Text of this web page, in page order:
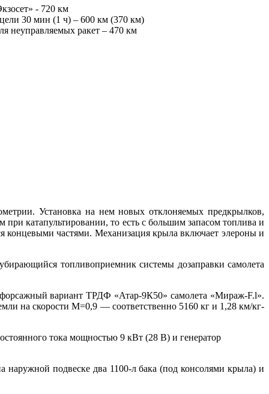
- 720 км
30 мин (1 ч) – 600 км (370 км)
неуправляемых ракет – 470 км
Установка на нем новых отклоняемых предкрылков,
катапультировании, то есть с большим запасом топлива и
частями. Механизация крыла включает элероны и
топливоприемник системы дозаправки самолета
вариант ТРДФ «Атар-9К50» самолета «Мираж-F.l».
на скорости М=0,9 — соответственно 5160 кг и 1,28 км/кг-
тока мощностью 9 кВт (28 В) и генератор
подвеске два 1100-л бака (под консолями крыла) и